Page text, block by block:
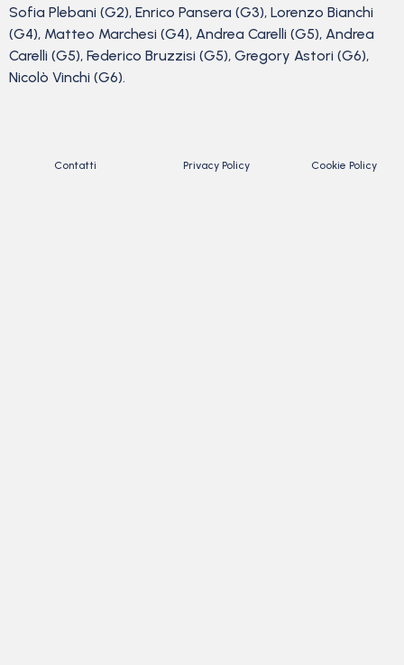
Sofia Plebani (G2), Enrico Pansera (G3), Lorenzo Bianchi
(G4), Matteo Marchesi (G4), Andrea Carelli (G5), Andrea
Carelli (G5), Federico Bruzzisi (G5), Gregory Astori (G6),
Nicolò Vinchi (G6).
Contatti Privacy Policy Cookie Policy